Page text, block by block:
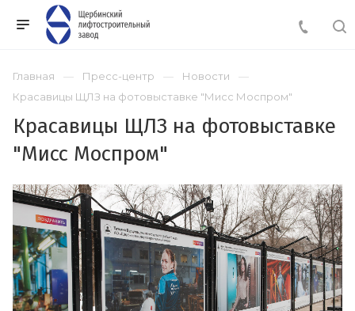
Главная Пресс-центр
Новости
Красавицы ЩЛЗ на фотовыставке "Мисс Моспром"
Красавицы ЩЛЗ на фотовыставке
"Мисс Моспром"